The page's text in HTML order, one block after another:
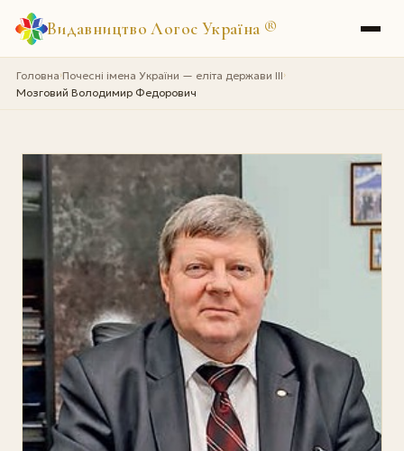
Видавництво Логос Україна ®
Головна›Почесні імена України — еліта держави III›
Мозговий Володимир Федорович